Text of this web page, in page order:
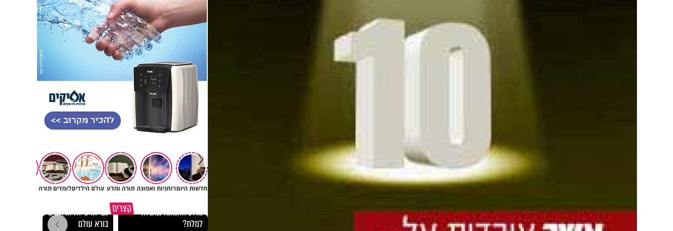
חדשות היוםרוחניות ואמונה תורה ומדע עולם הילדיםלומדים תורה
קצרים
מדוע האמונה נמשלה
למלח?
גם ׳הרע׳ זה הרחמים של
בורא עולם